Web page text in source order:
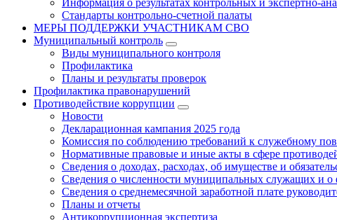
Информация о результатах контрольных и экспертно-
Стандарты контрольно-счетной палаты
МЕРЫ ПОДДЕРЖКИ УЧАСТНИКАМ СВО
Муниципальный контроль
Виды муниципального контроля
Профилактика
Планы и результаты проверок
Профилактика правонарушений
Противодействие коррупции
Новости
Декларационная кампания 2025 года
Комиссия по соблюдению требований к служебному
Нормативные правовые и иные акты в сфере
Сведения о доходах, расходах, об имуществе и
Сведения о численности муниципальных служащих и о
Сведения о среднемесячной заработной плате
Планы и отчеты
Антикоррупционная экспертиза